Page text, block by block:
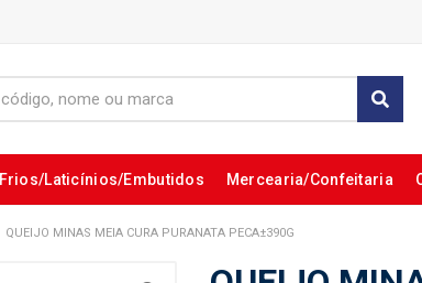
Frios/Laticínios/Embutidos Mercearia/Confeitaria
QUEIJO MINAS MEIA CURA PURANATA PECA±390G